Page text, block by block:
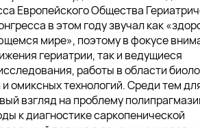
Европейского Общества
в этом году звучал как
мире», поэтому в фокусе
гериатрии, так и ведущиеся
работы в области
и омиксных технологий. Среди тем
взгляд на проблему
к диагностике саркопенической